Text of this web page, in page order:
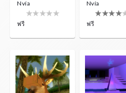
Nvía
ฟรี
Nvía
ฟรี